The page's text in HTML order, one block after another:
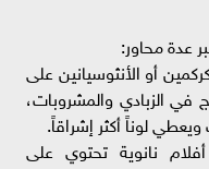
عدة محاور:
أو الأنثوسيانين على
في الزبادي والمشروبات،
نانوية تحتوي على